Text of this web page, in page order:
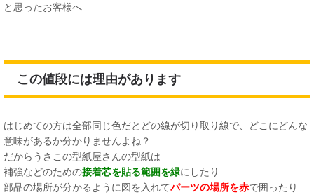
と思ったお客様へ
この値段には理由があります
はじめての方は全部同じ色だとどの線が切り取り線で、どこにどんな
意味があるか分かりませんよね？
だからうさこの型紙屋さんの型紙は
補強などのための接着芯を貼る範囲を緑にしたり
部品の場所が分かるように図を入れてパーツの場所を赤で囲ったり